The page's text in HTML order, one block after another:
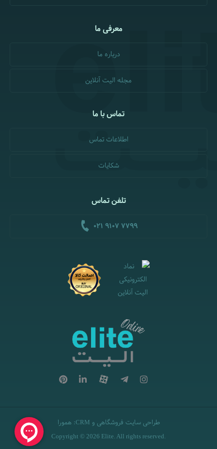
معرفی ما
درباره ما
مجله الیت آنلاین
تماس با ما
اطلاعات تماس
شکایات
تلفن تماس
021 9107 7799
طراحی سایت فروشگاهی و CRM
: همورا
Copyright © 2026 Elite. All rights reserved.